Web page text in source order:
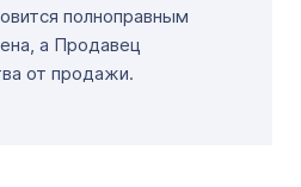
полноправным
а Продавец
от продажи.